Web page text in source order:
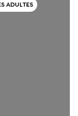
ADULTES